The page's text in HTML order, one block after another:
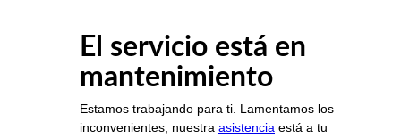
El servicio está en
mantenimiento
Estamos trabajando para ti. Lamentamos los
inconvenientes, nuestra asistencia está a tu